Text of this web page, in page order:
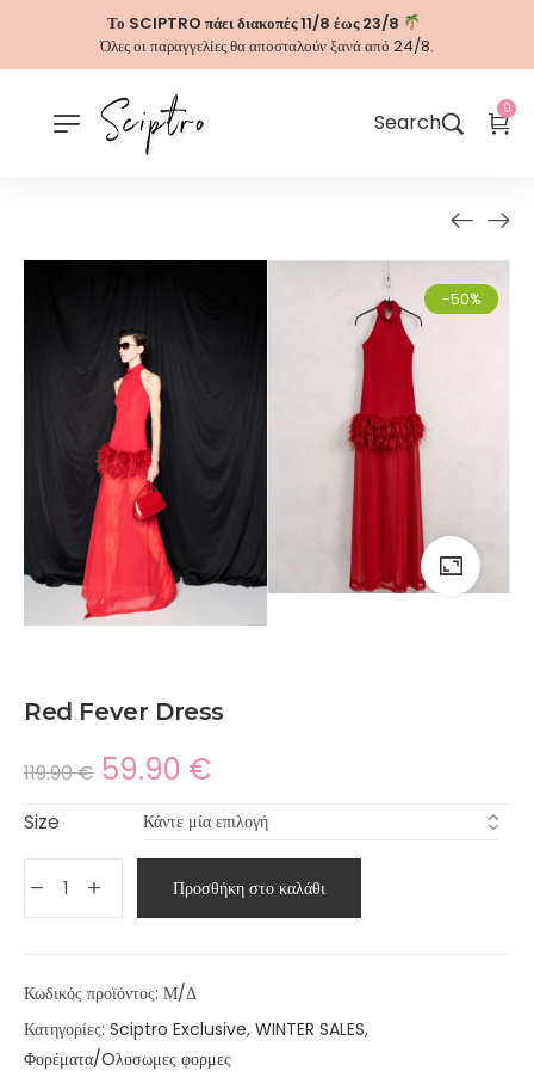
Το SCIPTRO πάει διακοπές 11/8 έως 23/8
Όλες οι παραγγελίες θα αποσταλούν ξανά από 24/8.
Search
0
-50%
Red Fever Dress
119.90€ 59.90 €
Size
Προσθήκη στο καλάθι
Κωδικός προϊόντος: Μ/Δ
Κατηγορίες: Sciptro Exclusive, WINTER SALES,
Φορέματα/Oλοσωμες φορμες